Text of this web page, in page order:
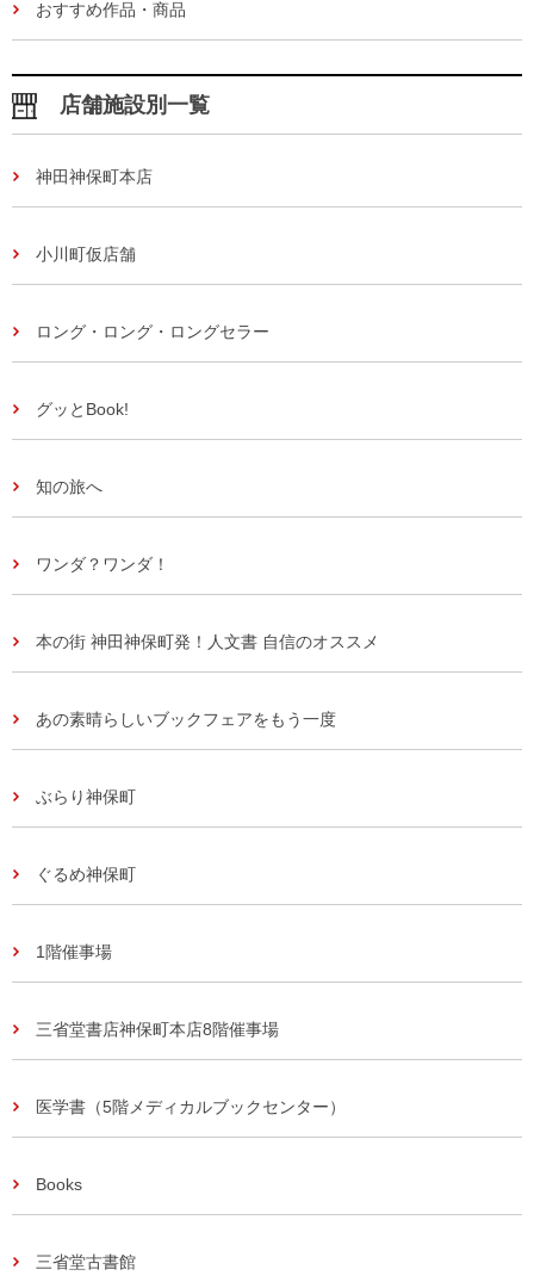
おすすめ作品・商品
店舗施設別一覧
神田神保町本店
小川町仮店舗
ロング・ロング・ロングセラー
グッとBook!
知の旅へ
ワンダ？ワンダ！
本の街 神田神保町発！人文書 自信のオススメ
あの素晴らしいブックフェアをもう一度
ぶらり神保町
ぐるめ神保町
1階催事場
三省堂書店神保町本店8階催事場
医学書（5階メディカルブックセンター）
Books
三省堂古書館